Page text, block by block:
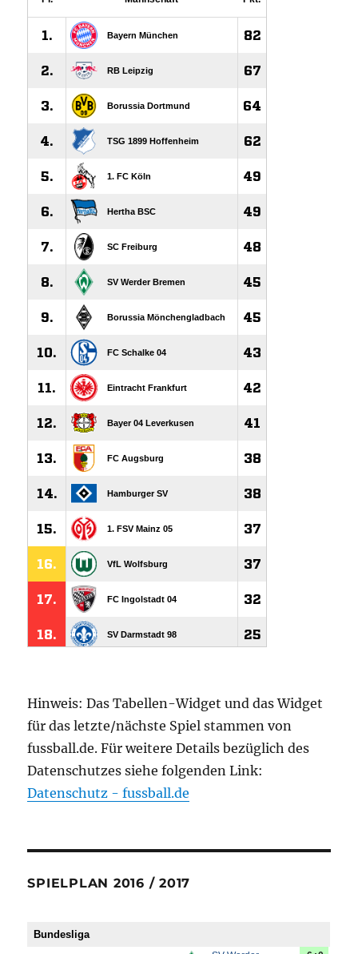
Hinweis: Das Tabellen-Widget und das Widget
für das letzte/nächste Spiel stammen von
fussball.de. Für weitere Details bezüglich des
Datenschutzes siehe folgenden Link:
Datenschutz - fussball.de
SPIELPLAN 2016 / 2017